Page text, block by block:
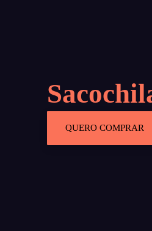
QUERO COMPRAR